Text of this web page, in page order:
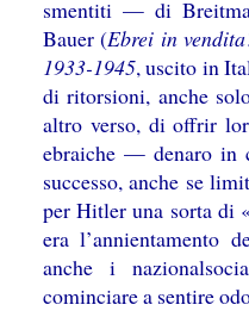
smentiti — di
Bauer (Ebrei in
1933-1945, uscito in
di ritorsioni, anche
altro verso, di offrir
ebraiche — denaro in
successo, anche se
per Hitler una sorta di
era l’annientamento
anche i
cominciare a sentire